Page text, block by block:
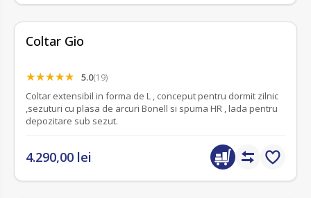
Coltar Gio
5.0(19)
Coltar extensibil in forma de L , conceput pentru dormit zilnic
,sezuturi cu plasa de arcuri Bonell si spuma HR , lada pentru
depozitare sub sezut.
4.290,00 lei